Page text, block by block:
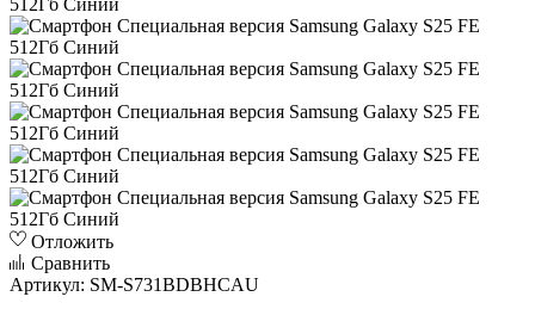
Отложить
Сравнить
Артикул: SM-S731BDBHCAU